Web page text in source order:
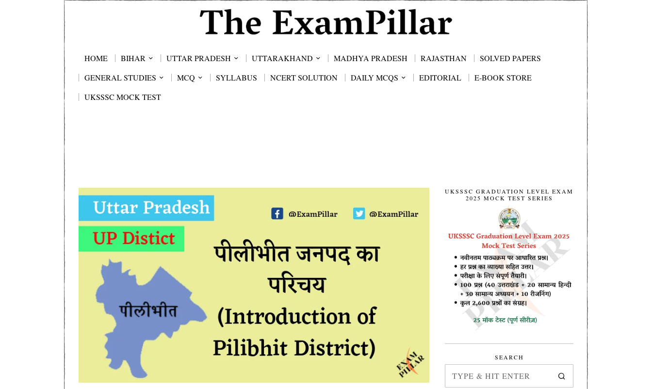
HOME BIHAR UTTAR PRADESH UTTARAKHAND MADHYA PRADESH RAJASTHAN
SOLVED PAPERS
GENERAL STUDIES
MCQ SYLLABUS NCERT SOLUTION DAILY MCQS EDITORIAL
E-BOOK STORE
UKSSSC MOCK TEST
UKSSSC GRADUATION LEVEL EXAM
2025 MOCK TEST SERIES
SEARCH